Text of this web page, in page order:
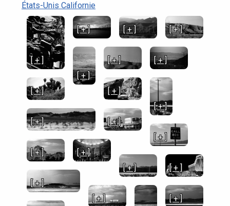
États-Unis Californie
[ + ]
[ + ] [ + ] [ + ]
[ + ]
[ + ] [ + ]
[ + ] [ + ]
[ + ]
[ + ]
[ + ]
[ + ]
[ + ]
[ + ]
[ + ]
[ + ]
[ + ]
[ + ]
[ + ]